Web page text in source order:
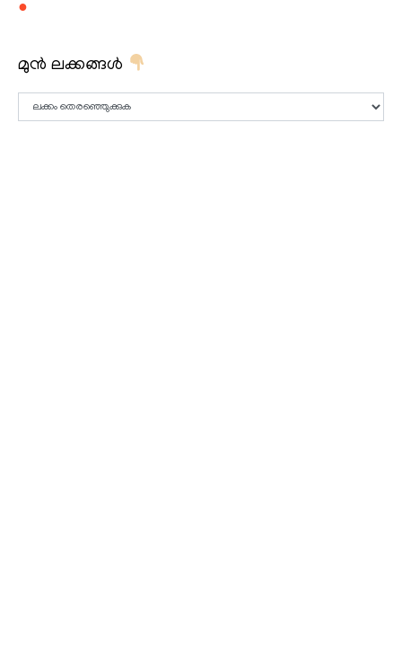
●
മുൻ ലക്കങ്ങൾ